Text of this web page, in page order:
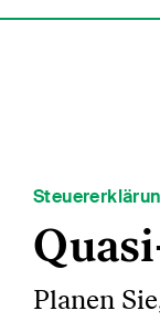
Planen